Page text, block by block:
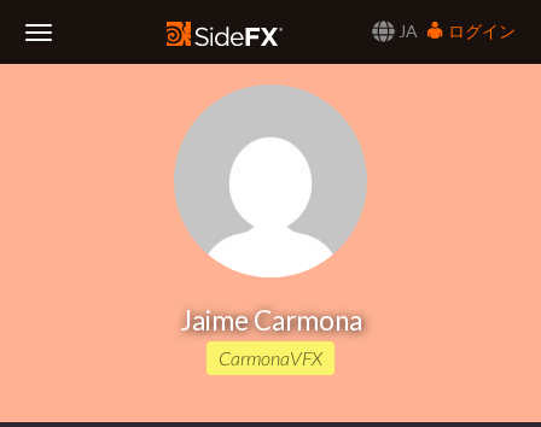
JA
ログイン
Jaime Carmona
CarmonaVFX